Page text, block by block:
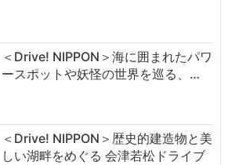
＜Drive! NIPPON＞海に囲まれたパワ
ースポットや妖怪の世界を巡る、…
＜Drive! NIPPON＞歴史的建造物と美
しい湖畔をめぐる 会津若松ドライブ